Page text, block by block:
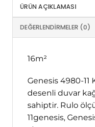
ÜRÜN AÇIKLAMASI
DEĞERLENDIRMELER (0)
16m²
Genesis 4980-
desenli duvar
sahiptir. Rulo
11genesis,